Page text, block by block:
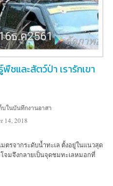
และสัตว์ป่า เรารักเขา
บในบันทึกงานอาสา
14, 2018
มตรจากระดับน้ำทะเล ตั้งอยู่ในแนวสุด
จมจึงกลายเป็นจุดชมทะเลหมอกที่